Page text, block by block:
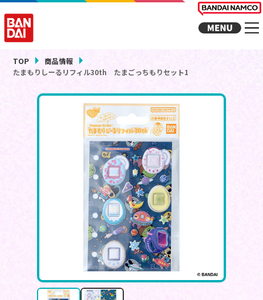
TOP
商品情報
たまもりしーるリフィル30th たまごっちもりセット1